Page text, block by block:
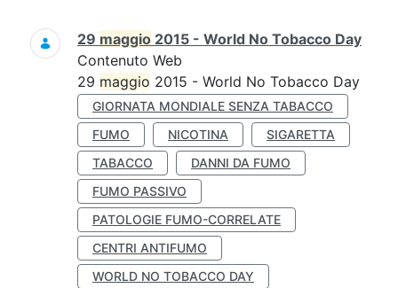
Ricerca
29 maggio 2015 - World No Tobacco Day
Contenuto Web
29 maggio 2015 - World No Tobacco Day
GIORNATA MONDIALE SENZA TABACCO
FUMO
NICOTINA
SIGARETTA
TABACCO
DANNI DA FUMO
FUMO PASSIVO
PATOLOGIE FUMO-CORRELATE
CENTRI ANTIFUMO
WORLD NO TOBACCO DAY